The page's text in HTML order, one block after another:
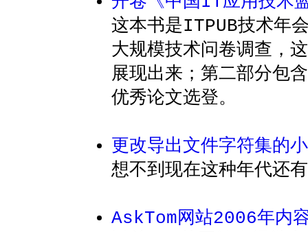
这本书是ITPUB技术年
大规模技术问卷调查，
展现出来；第二部分包
优秀论文选登。
更改导出文件字符集的
想不到现在这种年代还
AskTom网站2006年内